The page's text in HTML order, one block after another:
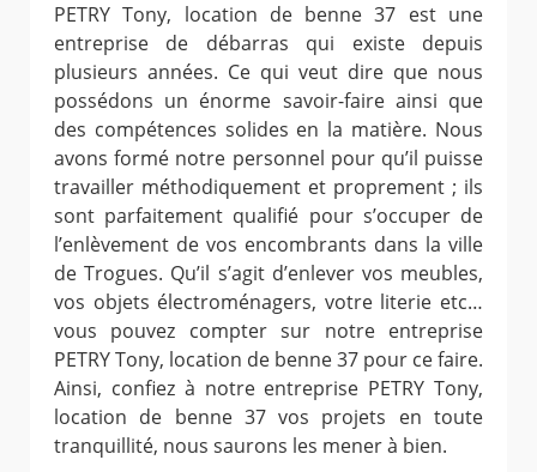
PETRY Tony, location de benne 37 est une
entreprise de débarras qui existe depuis
plusieurs années. Ce qui veut dire que nous
possédons un énorme savoir-faire ainsi que
des compétences solides en la matière. Nous
avons formé notre personnel pour qu’il puisse
travailler méthodiquement et proprement ; ils
sont parfaitement qualifié pour s’occuper de
l’enlèvement de vos encombrants dans la ville
de Trogues. Qu’il s’agit d’enlever vos meubles,
vos objets électroménagers, votre literie etc…
vous pouvez compter sur notre entreprise
PETRY Tony, location de benne 37 pour ce faire.
Ainsi, confiez à notre entreprise PETRY Tony,
location de benne 37 vos projets en toute
tranquillité, nous saurons les mener à bien.